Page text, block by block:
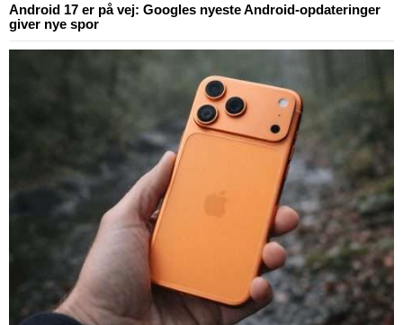
Android 17 er på vej: Googles nyeste Android-opdateringer
giver nye spor